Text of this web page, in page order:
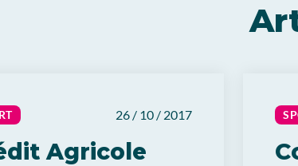
26 / 10 / 2017
Agricole